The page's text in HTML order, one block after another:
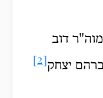
דוב
יצחק